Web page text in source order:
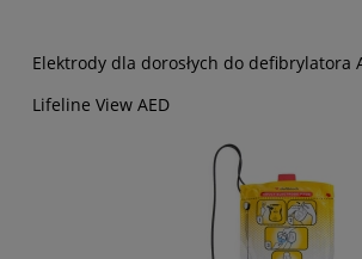
Elektrody dla dorosłych do defibrylatora
Lifeline View AED